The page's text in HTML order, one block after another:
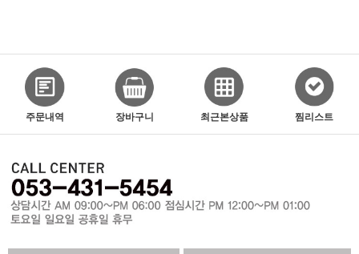
주문내역 장바구니 최근본상품 찜리스트